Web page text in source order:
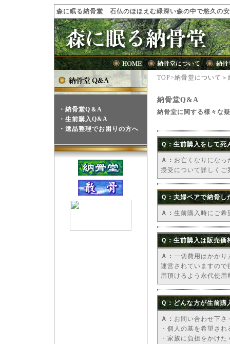
森に眠る納骨堂 石仏のほほえむ緑深い森の中で悠久の
・ 納骨堂Q＆A
・ 生前購入Q&A
・ 遺品整理でお困りの方へ
TOP>納骨堂について＞
納骨堂Q&A
納骨堂に関する様々な
Ｑ：生前購入をして
Ａ： お亡くなりにな
授受について詳しくご
Ｑ：夫婦ペアで納骨
Ａ： 生前購入時にご希
Ｑ：生前購入は販売
Ａ： 一切費用はかかり
運営されていますの
用頂けるよう永代使
Ｑ：どんな方が生前
Ａ： お問い合わせ下
・個人の墓を希望され
・家族に負担をかけた